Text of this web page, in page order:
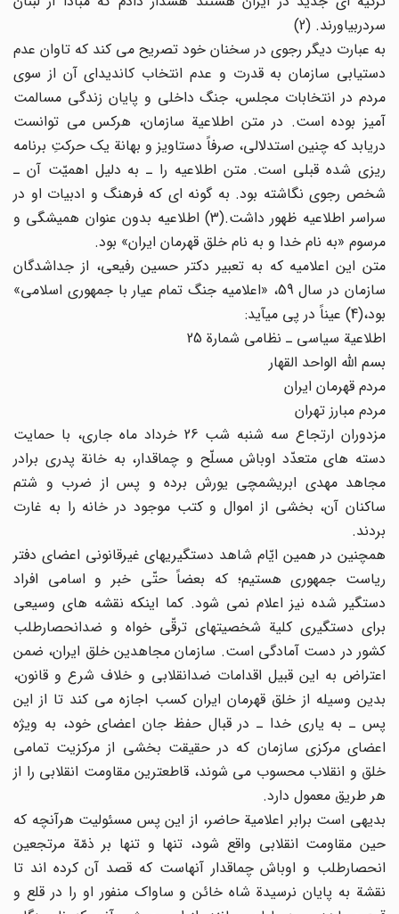
سردربیاورند. (2)
به عبارت دیگر رجوی در سخنان خود تصریح می کند که تاوان عدم
دستیابی سازمان به قدرت و عدم انتخاب کاندیدای آن از سوی
مردم در انتخابات مجلس، جنگ داخلی و پایان زندگی مسالمت
آمیز بوده است. در متن اطلاعیة سازمان، هرکس می توانست
دریابد که چنین استدلالی، صرفاً دستاویز و بهانة یک حرکتِ برنامه
ریزی شده قبلی است. متن اطلاعیه را ـ به دلیل اهمیّت آن ـ
شخص رجوی نگاشته بود. به گونه ای که فرهنگ و ادبیات او در
سراسر اطلاعیه ظهور داشت.(3) اطلاعیه بدون عنوان همیشگی و
مرسوم «به نام خدا و به نام خلق قهرمان ایران» بود.
متن این اعلامیه که به تعبیر دکتر حسین رفیعی، از جداشدگان
سازمان در سال 59، «اعلامیه جنگ تمام عیار با جمهوری اسلامی»
بود،(4) عیناً در پی میآید:
اطلاعیة سیاسی ـ نظامی شمارة 25
بسم الله الواحد القهار
مردم قهرمان ایران
مردم مبارز تهران
مزدوران ارتجاع سه شنبه شب 26 خرداد ماه جاری، با حمایت
دسته های متعدّد اوباش مسلّح و چماقدار، به خانة پدری برادر
مجاهد مهدی ابریشمچی یورش برده و پس از ضرب و شتم
ساکنان آن، بخشی از اموال و کتب موجود در خانه را به غارت
بردند.
همچنین در همین ایّام شاهد دستگیریهای غیرقانونی اعضای دفتر
ریاست جمهوری هستیم؛ که بعضاً حتّی خبر و اسامی افراد
دستگیر شده نیز اعلام نمی شود. کما اینکه نقشه های وسیعی
برای دستگیری کلیة شخصیتهای ترقّی خواه و ضدانحصارطلب
کشور در دست آمادگی است. سازمان مجاهدین خلق ایران، ضمن
اعتراض به این قبیل اقدامات ضدانقلابی و خلاف شرع و قانون،
بدین وسیله از خلق قهرمان ایران کسب اجازه می کند تا از این
پس ـ به یاری خدا ـ در قبال حفظ جان اعضای خود، به ویژه
اعضای مرکزی سازمان که در حقیقت بخشی از مرکزیت تمامی
خلق و انقلاب محسوب می شوند، قاطعترین مقاومت انقلابی را از
هر طریق معمول دارد.
بدیهی است برابر اعلامیة حاضر، از این پس مسئولیت هرآنچه که
حین مقاومت انقلابی واقع شود، تنها و تنها بر ذمّة مرتجعین
انحصارطلب و اوباش چماقدار آنهاست که قصد آن کرده اند تا
نقشة به پایان نرسیدة شاه خائن و ساواک منفور او را در قلع و